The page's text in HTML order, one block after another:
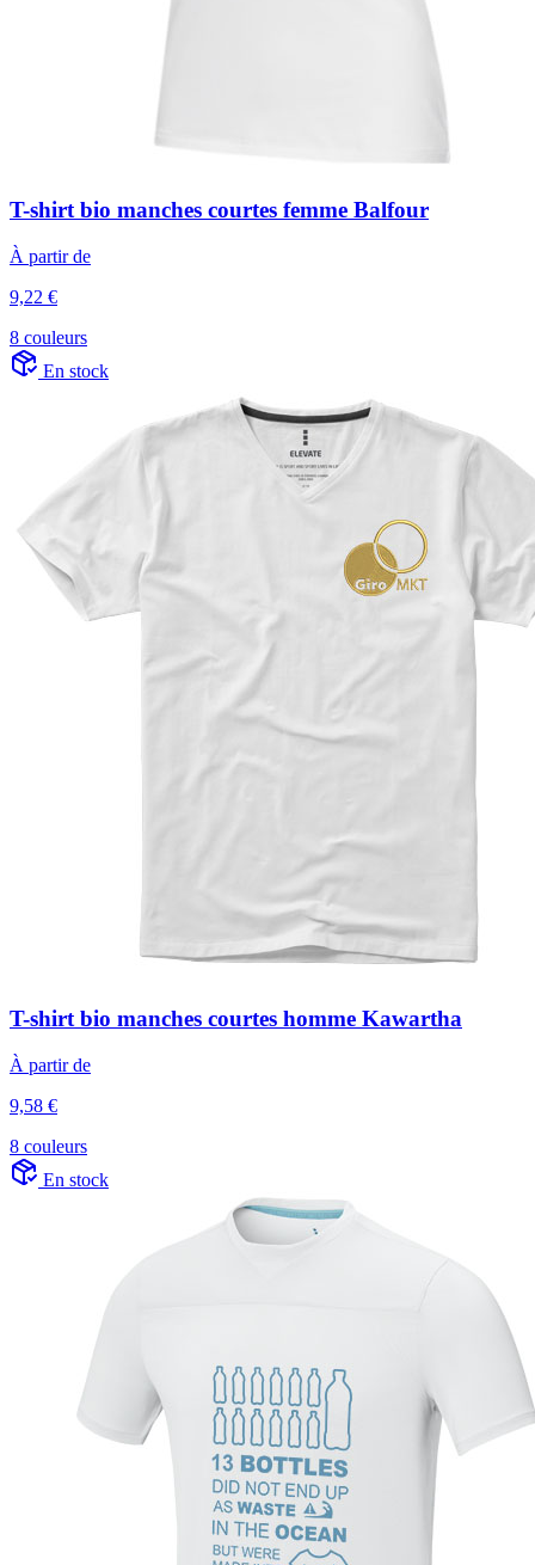
T-shirt bio manches courtes femme Balfour
À partir de
9,22 €
8 couleurs
En stock
T-shirt bio manches courtes homme Kawartha
À partir de
9,58 €
8 couleurs
En stock